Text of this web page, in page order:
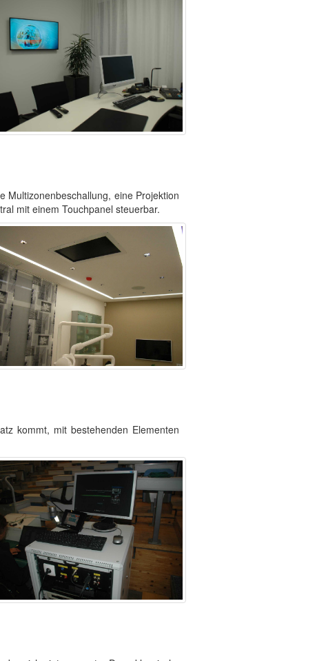
Multizonenbeschallung, eine Projektion
mit einem Touchpanel steuerbar.
kommt, mit bestehenden Elementen